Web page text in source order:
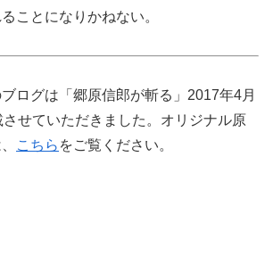
ことになりかねない。
ログは「郷原信郎が斬る」2017年4月
せていただきました。オリジナル原
こちら をご覧ください。